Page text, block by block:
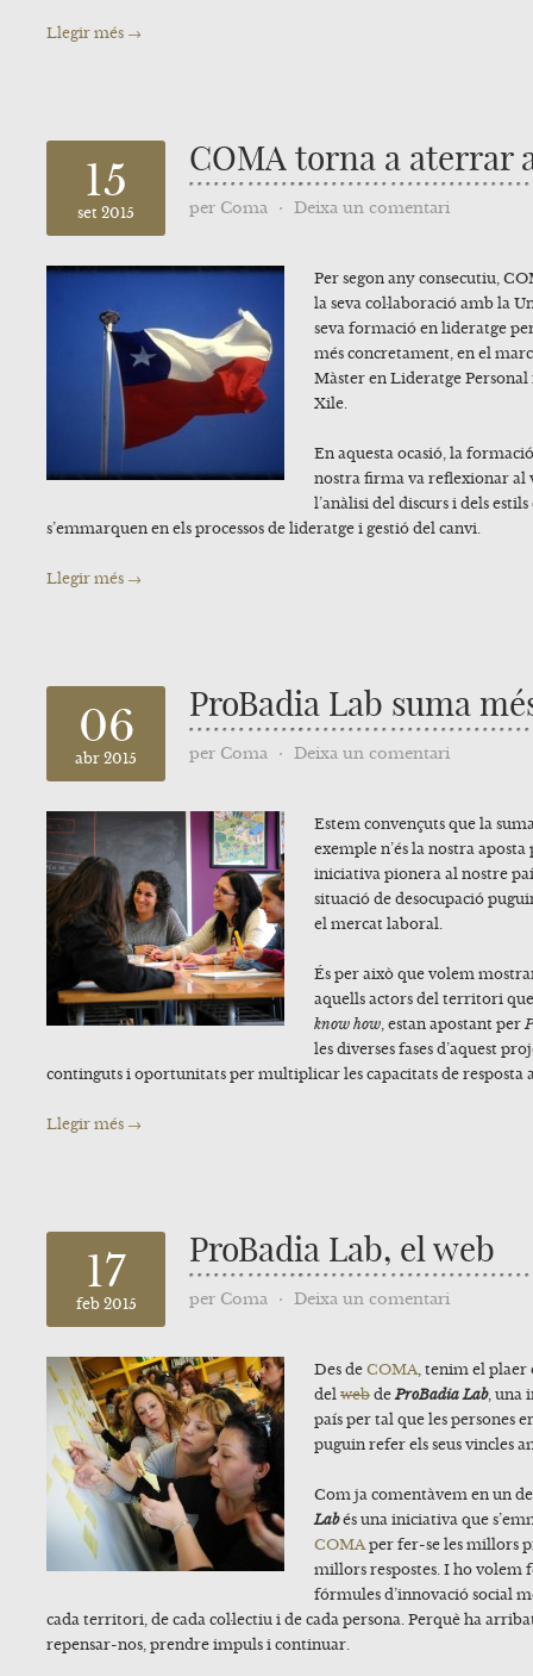
Llegir més →
15
set 2015
COMA torna a aterrar
per Coma ⋅ Deixa un comentari
Per segon any consecutiu,
la seva col·laboració amb la
seva formació en lideratge
més concretament, en el
Màster en Lideratge Personal
Xile.
En aquesta ocasió, la
nostra firma va reflexionar
l’anàlisi del discurs i dels
s’emmarquen en els processos de lideratge i gestió del canvi.
Llegir més →
06
abr 2015
ProBadia Lab suma
per Coma ⋅ Deixa un comentari
Estem convençuts que la
exemple n’és la nostra
iniciativa pionera al nostre
situació de desocupació
el mercat laboral.
És per això que volem
aquells actors del territori
know how, estan apostant per
les diverses fases d’aquest
continguts i oportunitats per multiplicar les capacitats de resposta
Llegir més →
17
feb 2015
ProBadia Lab, el web
per Coma ⋅ Deixa un comentari
Des de COMA, tenim el plaer
del web deProBadia Lab, una
país per tal que les persones
puguin refer els seus vincles
Com ja comentàvem en un
Labés una iniciativa que
COMAper fer-se les millors
millors respostes. I ho volem
fórmules d’innovació social
cada territori, de cada col·lectiu i de cada persona. Perquè ha
repensar-nos, prendre impuls i continuar.